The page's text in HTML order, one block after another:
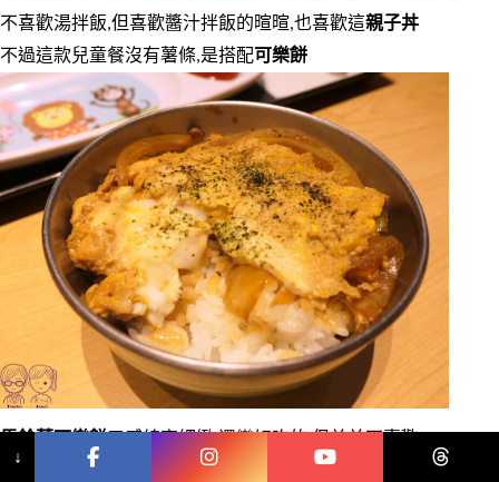
不喜歡湯拌飯,但喜歡醬汁拌飯的暄暄,也喜歡這親子丼
不過這款兒童餐沒有薯條,是搭配可樂餅
↓